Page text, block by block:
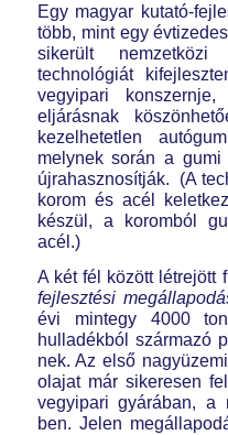
Egy magyar kutató-
több, mint egy
sikerült
technológiát
vegyipari
eljárásnak
kezelhetetlen
melynek során a gumi
újrahasznosítják. (A
korom és acél
készül, a koromból
acél.)
A két fél között létrejött
fejlesztési
évi mintegy 4000
hulladékból származó
nek. Az első
olajat már sikeresen
vegyipari gyárában, a
ben. Jelen